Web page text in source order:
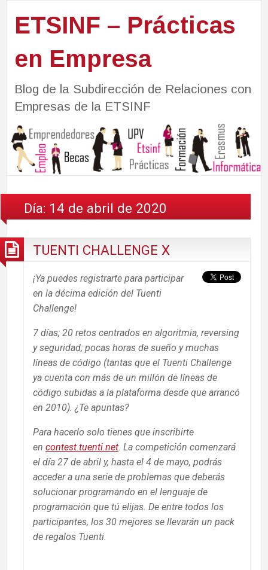
ETSINF – Prácticas
en Empresa
Blog de la Subdirección de Relaciones con
Empresas de la ETSINF
Día: 14 de abril de 2020
TUENTI CHALLENGE X
¡Ya puedes registrarte para participar
en la décima edición del Tuenti
Challenge!
7 días; 20 retos centrados en algoritmia, reversing
y seguridad; pocas horas de sueño y muchas
líneas de código (tantas que el Tuenti Challenge
ya cuenta con más de un millón de líneas de
código subidas a la plataforma desde que arrancó
en 2010). ¿Te apuntas?
Para hacerlo solo tienes que inscribirte
en contest.tuenti.net. La competición comenzará
el día 27 de abril y, hasta el 4 de mayo, podrás
acceder a una serie de problemas que deberás
solucionar programando en el lenguaje de
programación que tú elijas. De entre todos los
participantes, los 30 mejores se llevarán un pack
de regalos Tuenti.